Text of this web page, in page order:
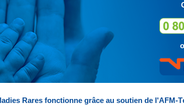
Rares fonctionne grâce au soutien de l'AFM-